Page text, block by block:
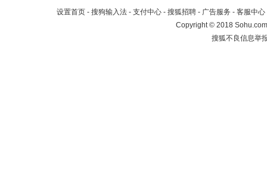
设置首页 - 搜狗输入法 - 支付中心 - 搜狐招聘 - 广告服务 - 客服中心
Copyright©2018
搜狐不良信息举